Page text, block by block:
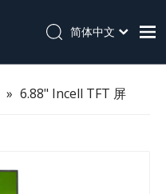
简体中文
» 6.88" Incell TFT 屏